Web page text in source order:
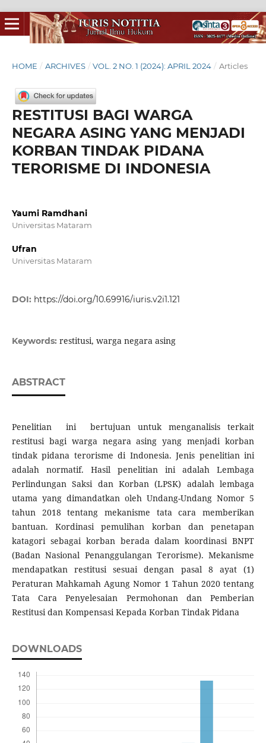
HOME / ARCHIVES / VOL. 2 NO. 1 (2024): APRIL 2024 / Articles
RESTITUSI BAGI WARGA
NEGARA ASING YANG MENJADI
KORBAN TINDAK PIDANA
TERORISME DI INDONESIA
Yaumi Ramdhani
Universitas Mataram
Ufran
Universitas Mataram
DOI: https://doi.org/10.69916/iuris.v2i1.121
Keywords: restitusi, warga negara asing
ABSTRACT
Penelitian ini bertujuan untuk menganalisis terkait
restitusi bagi warga negara asing yang menjadi korban
tindak pidana terorisme di Indonesia. Jenis penelitian ini
adalah normatif. Hasil penelitian ini adalah Lembaga
Perlindungan Saksi dan Korban (LPSK) adalah lembaga
utama yang dimandatkan oleh Undang-Undang Nomor 5
tahun 2018 tentang mekanisme tata cara memberikan
bantuan. Kordinasi pemulihan korban dan penetapan
katagori sebagai korban berada dalam koordinasi BNPT
(Badan Nasional Penanggulangan Terorisme). Mekanisme
mendapatkan restitusi sesuai dengan pasal 8 ayat (1)
Peraturan Mahkamah Agung Nomor 1 Tahun 2020 tentang
Tata Cara Penyelesaian Permohonan dan Pemberian
Restitusi dan Kompensasi Kepada Korban Tindak Pidana
DOWNLOADS